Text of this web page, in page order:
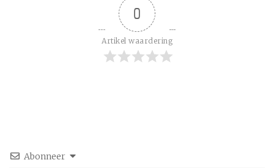
0
Artikel waardering
Abonneer